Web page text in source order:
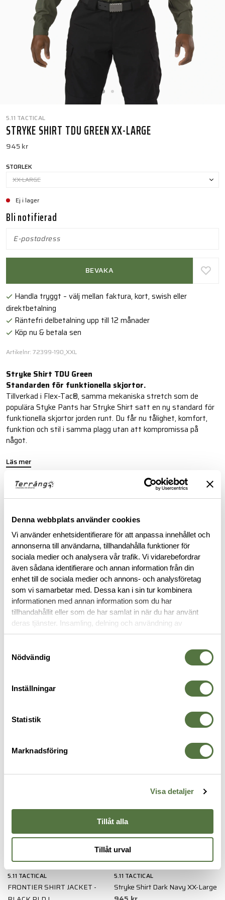
Denna webbplats använder cookies
Vi använder enhetsidentifierare för att anpassa innehållet och
annonserna till användarna, tillhandahålla funktioner för
sociala medier och analysera vår trafik. Vi vidarebefordrar
även sådana identifierare och annan information från din
enhet till de sociala medier och annons- och analysföretag
som vi samarbetar med. Dessa kan i sin tur kombinera
informationen med annan information som du har
tillhandahållit eller som de har samlat in när du har använt
deras tjänster. Insamling, delning och användning av
personuppgifter kan användas för personalisering av
Nödvändig
Inställningar
Statistik
Marknadsföring
Visa detaljer
Tillåt alla
Tillåt urval
5.11 TACTICAL
STRYKE SHIRT TDU GREEN XX-LARGE
945 kr
STORLEK
XX-LARGE
Ej i lager
Bli notifierad
BEVAKA
Handla tryggt – välj mellan faktura, kort, swish eller
direktbetalning
Räntefri delbetalning upp till 12 månader
Köp nu & betala sen
Artikelnr: 72399-190_XXL
Stryke Shirt TDU Green
Standarden för funktionella skjortor.
Tillverkad i Flex-Tac®, samma mekaniska stretch som de
populära Styke Pants har Stryke Shirt satt en ny standard för
funktionella skjortor jorden runt. Du får nu tålighet, komfort,
funktion och stil i samma plagg utan att kompromissa på
något.
Läs mer
BESKRIVNING
OM VARUMÄRKET
SKJORTOR
5.11 TACTICAL
FRONTIER SHIRT JACKET -
5.11 TACTICAL
Stryke Shirt Dark Navy XX-Large